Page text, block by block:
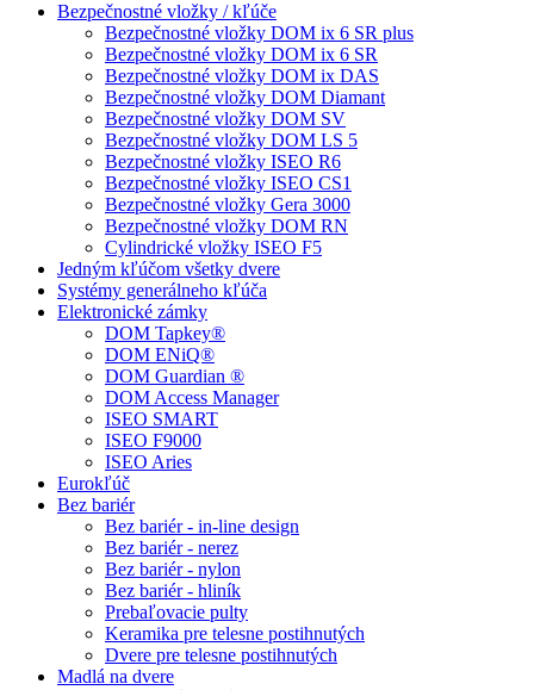
Bezpečnostné vložky / kľúče
Bezpečnostné vložky DOM ix 6 SR plus
Bezpečnostné vložky DOM ix 6 SR
Bezpečnostné vložky DOM ix DAS
Bezpečnostné vložky DOM Diamant
Bezpečnostné vložky DOM SV
Bezpečnostné vložky DOM LS 5
Bezpečnostné vložky ISEO R6
Bezpečnostné vložky ISEO CS1
Bezpečnostné vložky Gera 3000
Bezpečnostné vložky DOM RN
Cylindrické vložky ISEO F5
Jedným kľúčom všetky dvere
Systémy generálneho kľúča
Elektronické zámky
DOM Tapkey®
DOM ENiQ®
DOM Guardian ®
DOM Access Manager
ISEO SMART
ISEO F9000
ISEO Aries
Eurokľúč
Bez bariér
Bez bariér - in-line design
Bez bariér - nerez
Bez bariér - nylon
Bez bariér - hliník
Prebaľovacie pulty
Keramika pre telesne postihnutých
Dvere pre telesne postihnutých
Madlá na dvere